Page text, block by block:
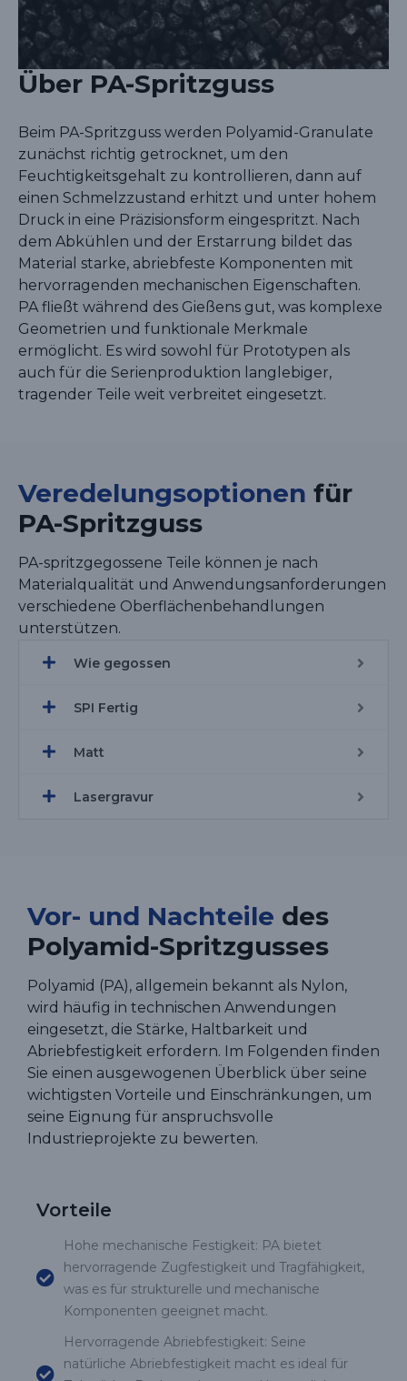
Über PA-Spritzguss
Beim PA-Spritzguss werden Polyamid-Granulate
zunächst richtig getrocknet, um den
Feuchtigkeitsgehalt zu kontrollieren, dann auf
einen Schmelzzustand erhitzt und unter hohem
Druck in eine Präzisionsform eingespritzt. Nach
dem Abkühlen und der Erstarrung bildet das
Material starke, abriebfeste Komponenten mit
hervorragenden mechanischen Eigenschaften.
PA fließt während des Gießens gut, was komplexe
Geometrien und funktionale Merkmale
ermöglicht. Es wird sowohl für Prototypen als
auch für die Serienproduktion langlebiger,
tragender Teile weit verbreitet eingesetzt.
Veredelungsoptionen für
PA-Spritzguss
PA-spritzgegossene Teile können je nach
Materialqualität und Anwendungsanforderungen
verschiedene Oberflächenbehandlungen
unterstützen.
Wie gegossen
SPI Fertig
Matt
Lasergravur
Vor- und Nachteile des
Polyamid-Spritzgusses
Polyamid (PA), allgemein bekannt als Nylon,
wird häufig in technischen Anwendungen
eingesetzt, die Stärke, Haltbarkeit und
Abriebfestigkeit erfordern. Im Folgenden finden
Sie einen ausgewogenen Überblick über seine
wichtigsten Vorteile und Einschränkungen, um
seine Eignung für anspruchsvolle
Industrieprojekte zu bewerten.
Vorteile
Hohe mechanische Festigkeit: PA bietet
hervorragende Zugfestigkeit und Tragfähigkeit,
was es für strukturelle und mechanische
Komponenten geeignet macht.
Hervorragende Abriebfestigkeit: Seine
natürliche Abriebfestigkeit macht es ideal für